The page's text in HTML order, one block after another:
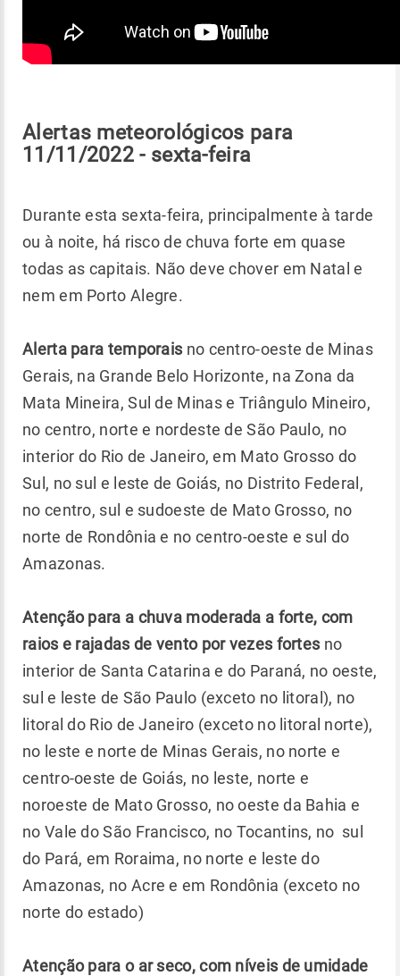
Alertas meteorológicos para
11/11/2022 - sexta-feira
Durante esta sexta-feira, principalmente à tarde
ou à noite, há risco de chuva forte em quase
todas as capitais. Não deve chover em Natal e
nem em Porto Alegre.
Alerta para temporais no centro-oeste de Minas
Gerais, na Grande Belo Horizonte, na Zona da
Mata Mineira, Sul de Minas e Triângulo Mineiro,
no centro, norte e nordeste de São Paulo, no
interior do Rio de Janeiro, em Mato Grosso do
Sul, no sul e leste de Goiás, no Distrito Federal,
no centro, sul e sudoeste de Mato Grosso, no
norte de Rondônia e no centro-oeste e sul do
Amazonas.
Atenção para a chuva moderada a forte, com
raios e rajadas de vento por vezes fortes no
interior de Santa Catarina e do Paraná, no oeste,
sul e leste de São Paulo (exceto no litoral), no
litoral do Rio de Janeiro (exceto no litoral norte),
no leste e norte de Minas Gerais, no norte e
centro-oeste de Goiás, no leste, norte e
noroeste de Mato Grosso, no oeste da Bahia e
no Vale do São Francisco, no Tocantins, no sul
do Pará, em Roraima, no norte e leste do
Amazonas, no Acre e em Rondônia (exceto no
norte do estado)
Atenção para o ar seco, com níveis de umidade